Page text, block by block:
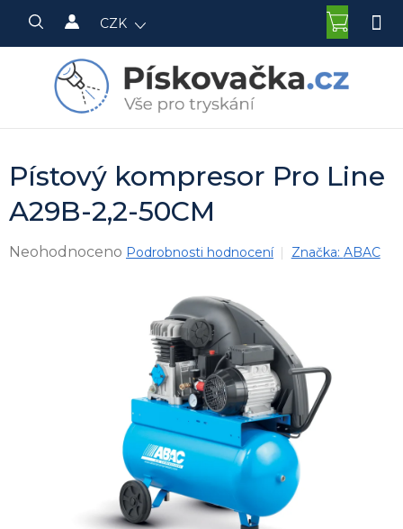
obsah
CZK
KOŠÍK
Pístový kompresor Pro Line
A29B-2,2-50CM
Průměrné
Neohodnoceno Podrobnosti hodnocení Značka: ABAC